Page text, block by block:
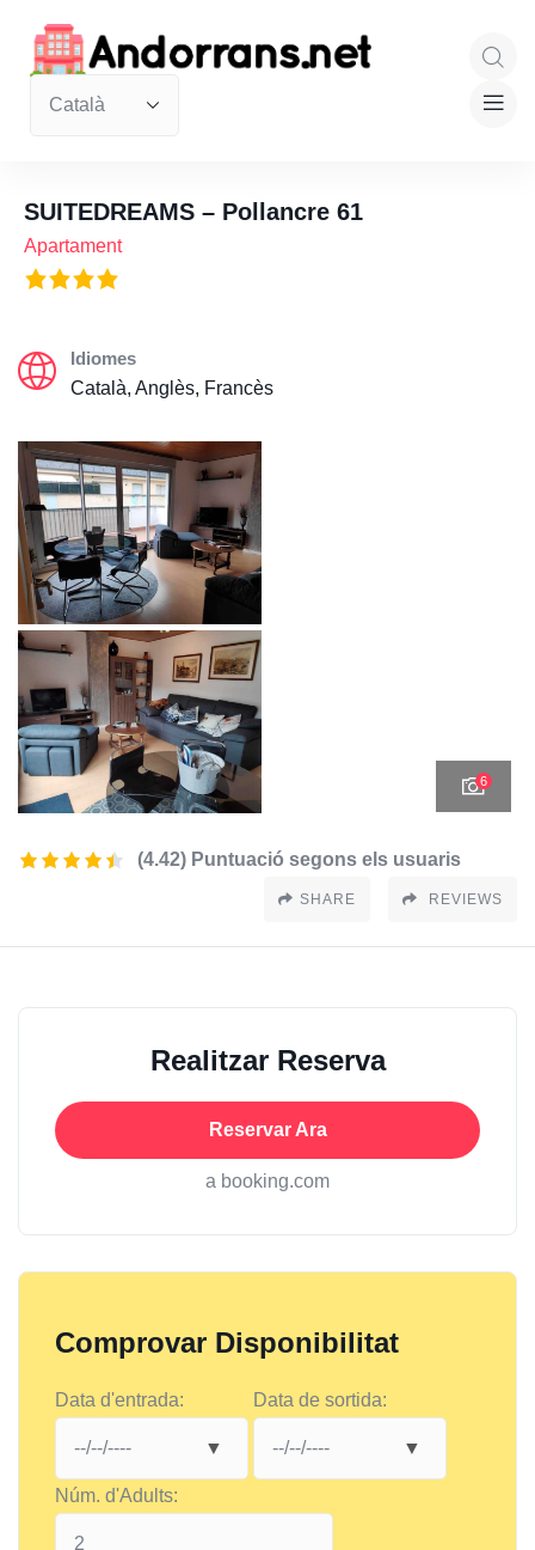
SUITEDREAMS – Pollancre 61
Apartament
Idiomes
Català, Anglès, Francès
6
(4.42) Puntuació segons els usuaris
SHARE REVIEWS
Realitzar Reserva
Reservar Ara
a booking.com
Comprovar Disponibilitat
Data d'entrada: Data de sortida:
Núm. d'Adults: